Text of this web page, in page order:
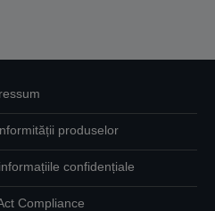
produselor
confidențiale
Compliance